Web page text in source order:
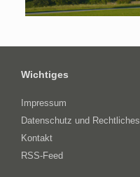
Wichtiges
Impressum
Datenschutz und Rechtliches
Kontakt
RSS-Feed